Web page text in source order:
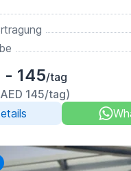
- 145/tag
145/tag)